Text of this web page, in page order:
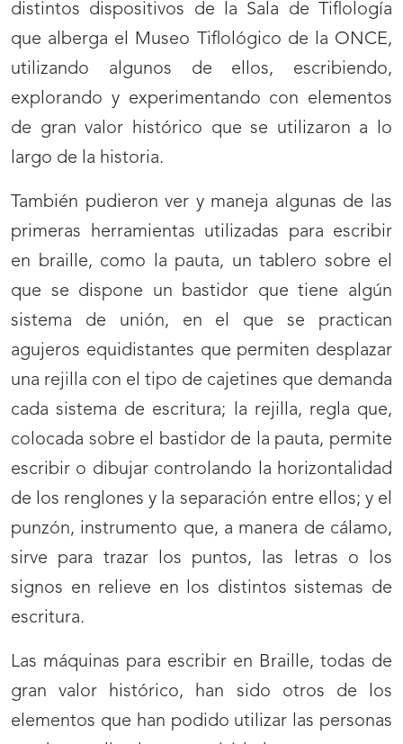
distintos dispositivos de la Sala de Tiflología
que alberga el Museo Tiflológico de la ONCE,
utilizando algunos de ellos, escribiendo,
explorando y experimentando con elementos
de gran valor histórico que se utilizaron a lo
largo de la historia.
También pudieron ver y maneja algunas de las
primeras herramientas utilizadas para escribir
en braille, como la pauta, un tablero sobre el
que se dispone un bastidor que tiene algún
sistema de unión, en el que se practican
agujeros equidistantes que permiten desplazar
una rejilla con el tipo de cajetines que demanda
cada sistema de escritura; la rejilla, regla que,
colocada sobre el bastidor de la pauta, permite
escribir o dibujar controlando la horizontalidad
de los renglones y la separación entre ellos; y el
punzón, instrumento que, a manera de cálamo,
sirve para trazar los puntos, las letras o los
signos en relieve en los distintos sistemas de
escritura.
Las máquinas para escribir en Braille, todas de
gran valor histórico, han sido otros de los
elementos que han podido utilizar las personas